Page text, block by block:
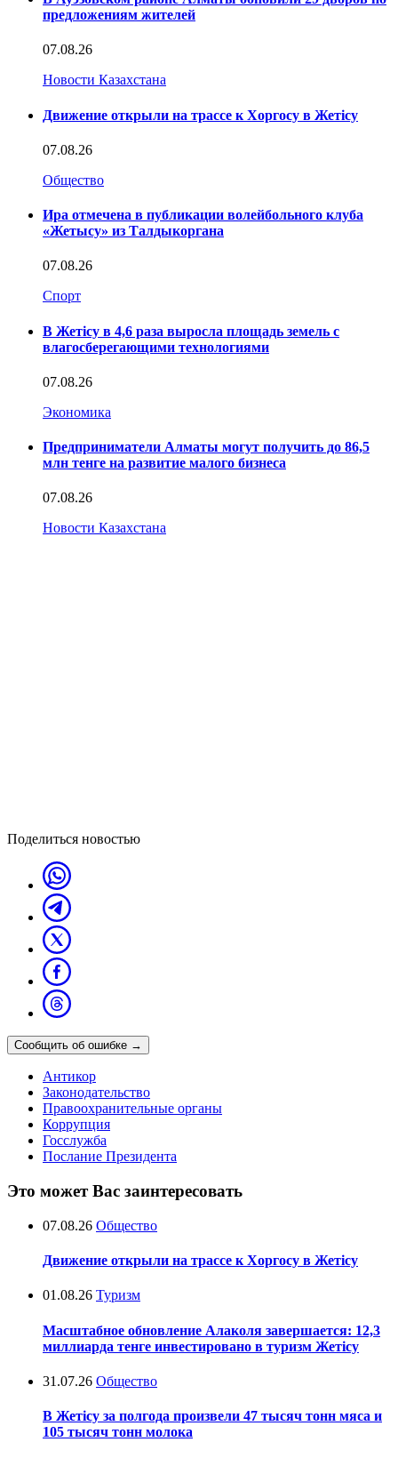
предложениям жителей
07.08.26
Новости Казахстана
Движение открыли на трассе к Хоргосу в Жетісу
07.08.26
Общество
Ира отмечена в публикации волейбольного клуба
«Жетысу» из Талдыкоргана
07.08.26
Спорт
В Жетісу в 4,6 раза выросла площадь земель с
влагосберегающими технологиями
07.08.26
Экономика
Предприниматели Алматы могут получить до 86,5
млн тенге на развитие малого бизнеса
07.08.26
Новости Казахстана
Поделиться новостью
Сообщить об ошибке →
Антикор
Законодательство
Правоохранительные органы
Коррупция
Госслужба
Послание Президента
Это может Вас заинтересовать
07.08.26 Общество
Движение открыли на трассе к Хоргосу в Жетісу
01.08.26 Туризм
Масштабное обновление Алаколя завершается: 12,3
миллиарда тенге инвестировано в туризм Жетісу
31.07.26 Общество
В Жетісу за полгода произвели 47 тысяч тонн мяса и
105 тысяч тонн молока